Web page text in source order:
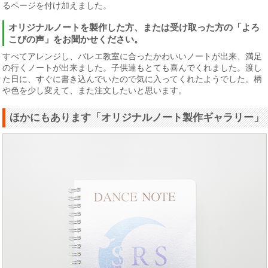
るページを付け加えました。
オリジナルノートを製作した方、または受け取った方の「よろ
こびの声」をお聞かせください。
すべてアレンジし、バレエ教室に合ったかわいいノートが出来、満足
の行くノートが出来ました。子供達もとても喜んでくれました。渡し
た日に、すぐに書き込んでいたので気に入ってくれたようでした。柄
や色を少し変えて、また注文したいと思います。
ほかにもあります「オリジナルノート製作ギャラリー」